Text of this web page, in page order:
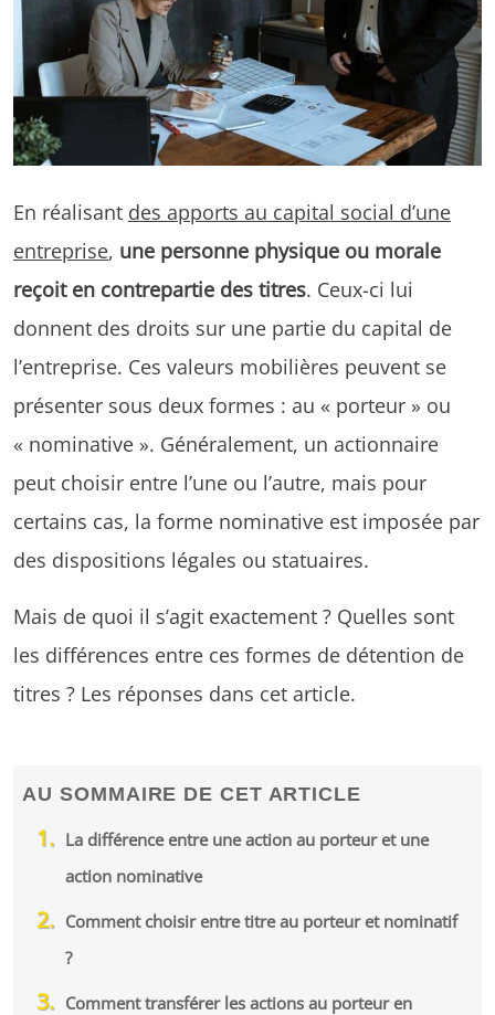
En réalisant des apports au capital social d’une
entreprise, une personne physique ou morale
reçoit en contrepartie des titres. Ceux-ci lui
donnent des droits sur une partie du capital de
l’entreprise. Ces valeurs mobilières peuvent se
présenter sous deux formes : au « porteur » ou
« nominative ». Généralement, un actionnaire
peut choisir entre l’une ou l’autre, mais pour
certains cas, la forme nominative est imposée par
des dispositions légales ou statuaires.
Mais de quoi il s’agit exactement ? Quelles sont
les différences entre ces formes de détention de
titres ? Les réponses dans cet article.
AU SOMMAIRE DE CET ARTICLE
La différence entre une action au porteur et une
action nominative
Comment choisir entre titre au porteur et nominatif
?
Comment transférer les actions au porteur en